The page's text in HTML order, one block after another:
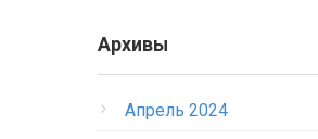
Архивы
Апрель 2024